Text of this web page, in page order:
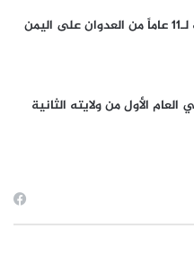
الأول من ولايته الثانية